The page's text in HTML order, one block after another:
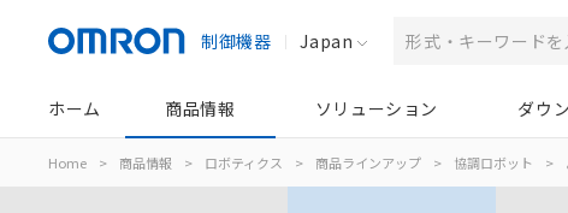
制御機器 Japan
ホーム 商品情報 ソリューション ダウ
Home > 商品情報 > ロボティクス > 商品ラインアップ > 協調ロボット >